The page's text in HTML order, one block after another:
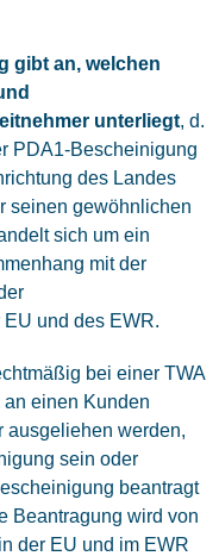
gibt an, welchen
unterliegt, d.
PDA1-Bescheinigung
des Landes
seinen gewöhnlichen
sich um ein
mit der
und des EWR.
bei einer TWA
einen Kunden
ausgeliehen werden,
sein oder
beantragt
Beantragung wird von
der EU und im EWR